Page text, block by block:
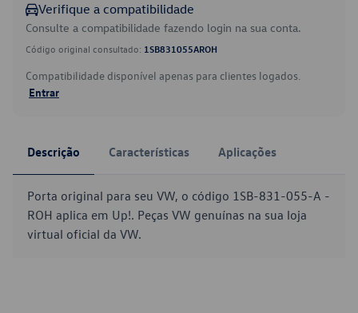
Verifique a compatibilidade
Consulte a compatibilidade fazendo login na sua conta.
Código original consultado: 1SB831055AROH
Compatibilidade disponível apenas para clientes logados.
Entrar
Descrição Características Aplicações
Porta original para seu VW, o código 1SB-831-055-A -
ROH aplica em Up!. Peças VW genuínas na sua loja
virtual oficial da VW.